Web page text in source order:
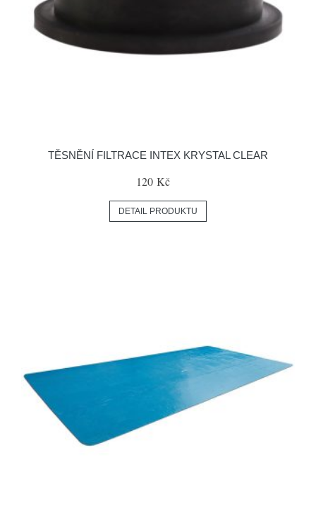
TĚSNĚNÍ FILTRACE INTEX KRYSTAL CLEAR
120 Kč
DETAIL PRODUKTU